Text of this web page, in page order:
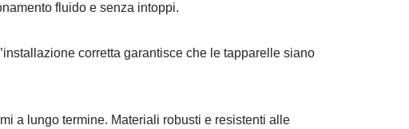
fluido e senza intoppi.
corretta garantisce che le tapparelle siano
a lungo termine. Materiali robusti e resistenti alle